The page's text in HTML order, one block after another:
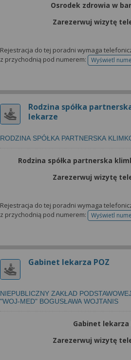
Osrodek zdrowia w
Zarezerwuj wizytę
Rejestracja do tej poradni wymaga
z przychodnią pod numerem:
Wyświetl
Rodzina spółka
lekarze
RODZINA SPÓŁKA PARTNERSKA
Rodzina spółka partnerska
Zarezerwuj wizytę
Rejestracja do tej poradni wymaga
z przychodnią pod numerem:
Wyświetl
Gabinet lekarza POZ
NIEPUBLICZNY ZAKŁAD
"WOJ-MED" BOGUSŁAWA WOJTANIS
Gabinet lekarza
Zarezerwuj wizytę